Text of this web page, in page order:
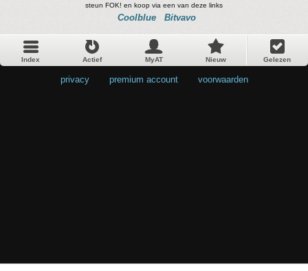
steun FOK! en koop via een van deze links
Coolblue Bitvavo
Index Actief MyAT Nieuw Gelezen
privacy premium account voorwaarden